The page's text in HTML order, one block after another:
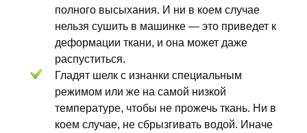
полного высыхания. И ни в коем случае
нельзя сушить в машинке — это приведет к
деформации ткани, и она может даже
распуститься.
Гладят шелк с изнанки специальным
режимом или же на самой низкой
температуре, чтобы не прожечь ткань. Ни в
коем случае, не сбрызгивать водой. Иначе